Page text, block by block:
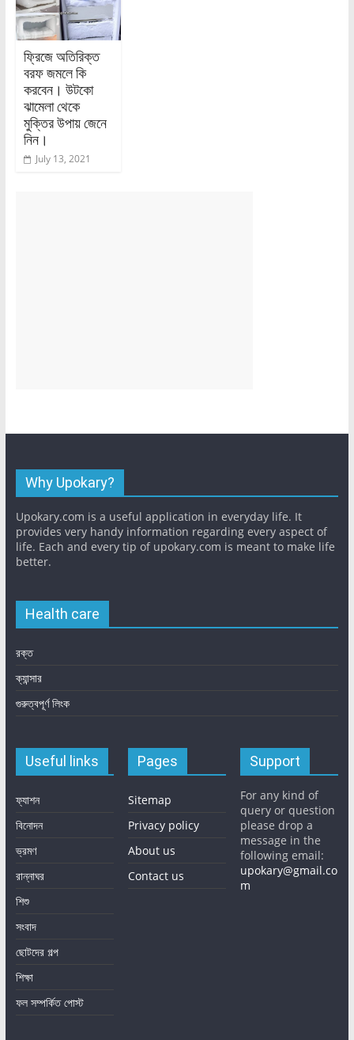
ফ্রিজে অতিরিক্ত
বরফ জমলে কি
করবেন। উটকো
ঝামেলা থেকে
মুক্তির উপায় জেনে
নিন।
July 13, 2021
Why Upokary?
Upokary.com is a useful application in everyday life. It
provides very handy information regarding every aspect of
life. Each and every tip of upokary.com is meant to make life
better.
Health care
রক্ত
ক্যান্সার
গুরুত্বপূর্ণ লিংক
Useful links
ফ্যাশন
বিনোদন
ভ্রমণ
রান্নাঘর
শিশু
সংবাদ
ছোটদের গল্প
শিক্ষা
ফল সম্পর্কিত পোস্ট
Pages
Sitemap
Privacy policy
About us
Contact us
Support
For any kind of
query or question
please drop a
message in the
following email:
upokary@gmail.co
m